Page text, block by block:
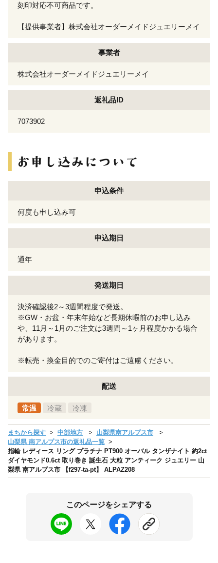
刻印対応不可商品です。
【提供事業者】株式会社オーダーメイドジュエリーメイ
事業者
株式会社オーダーメイドジュエリーメイ
返礼品ID
7073902
申込条件
何度も申し込み可
申込期日
通年
発送期日
決済確認後2～3週間程度で発送。
※GW・お盆・年末年始など長期休暇前のお申し込み
や、11月～1月のご注文は3週間～1ヶ月程度かかる場合
があります。
※転売・換金目的でのご寄付はご遠慮ください。
配送
常温 冷蔵 冷凍
まちから探す 中部地方
山梨県南アルプス市
山梨県 南アルプス市の返礼品一覧
指輪 レディース リング プラチナ PT900 オーバル タンザナイト 約2ct
ダイヤモンド0.6ct 取り巻き 誕生石 大粒 アンティーク ジュエリー 山
梨県 南アルプス市 【f297-ta-pt】 ALPAZ208
このページをシェアする